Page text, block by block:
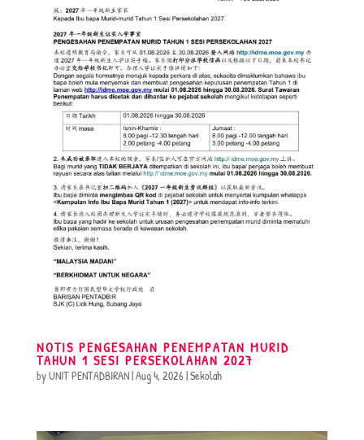
NOTIS PENGESAHAN PENEMPATAN MURID
TAHUN 1 SESI PERSEKOLAHAN 2027
byUNIT PENTADBIRAN|Aug 4, 2026 |Sekolah